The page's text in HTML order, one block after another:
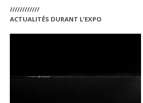
////////////
ACTUALITÉS DURANT L’EXPO